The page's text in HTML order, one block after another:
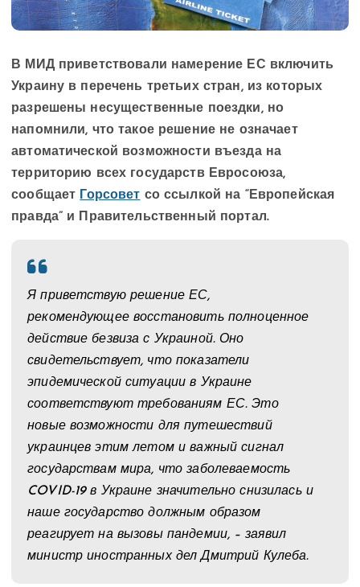
В МИД приветствовали намерение ЕС включить
Украину в перечень третьих стран, из которых
разрешены несущественные поездки, но
напомнили, что такое решение не означает
автоматической возможности въезда на
территорию всех государств Евросоюза,
сообщает Горсовет со ссылкой на “Европейская
правда” и Правительственный портал.
Я приветствую решение ЕС,
рекомендующее восстановить полноценное
действие безвиза с Украиной. Оно
свидетельствует, что показатели
эпидемической ситуации в Украине
соответствуют требованиям ЕС. Это
новые возможности для путешествий
украинцев этим летом и важный сигнал
государствам мира, что заболеваемость
COVID-19 в Украине значительно снизилась и
наше государство должным образом
реагирует на вызовы пандемии, – заявил
министр иностранных дел Дмитрий Кулеба.